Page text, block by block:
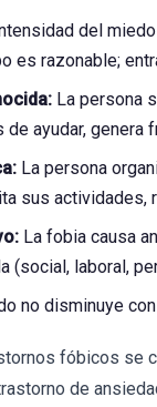
del
es razonable;
La persona
de ayudar,
La persona
sus actividades,
La fobia causa
(social, laboral,
no disminuye
fóbicos se
de